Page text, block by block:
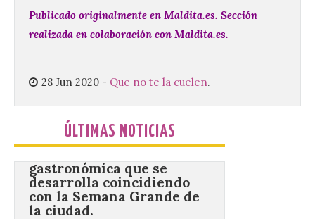
Publicado originalmente en Maldita.es. Sección
realizada en colaboración con Maldita.es.
28 Jun 2020 - Que no te la cuelen.
ÚLTIMAS NOTICIAS
total de 120 menores han recibido su
diploma acreditativo tras finalizar esta
semana de actividades en […]
Gijón/Xixón celebra la
tercera edición de Paseo
Gastro, una cita
gastronómica que se
desarrolla coincidiendo
con la Semana Grande de
la ciudad.
10 Ago 2026